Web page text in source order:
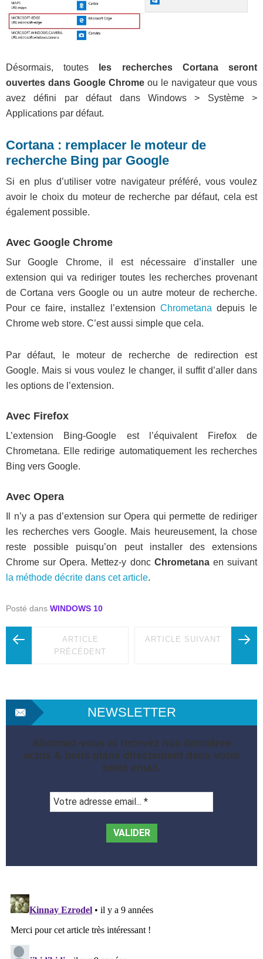
Désormais, toutes
les recherches Cortana seront
ouvertes dans Google Chrome ou le navigateur que vous
avez défini par défaut dans Windows > Système >
Applications par défaut.
Cortana : remplacer le moteur de
recherche Bing par Google
Si en plus d’utiliser votre navigateur préféré, vous voulez
avoir le choix du moteur de recherche par défaut, cela est
également possible.
Avec Google Chrome
Sur Google Chrome, il est nécessaire d’installer une
extension qui va rediriger toutes les recherches provenant
de Cortana vers Google ou un autre moteur de recherche.
Pour ce faire, installez l’extension Chrometana depuis le
Chrome web store. C’est aussi simple que cela.
Par défaut, le moteur de recherche de redirection est
Google. Mais si vous voulez le changer, il suffit d’aller dans
les options de l’extension.
Avec Firefox
L’extension Bing-Google est l’équivalent Firefox de
Chrometana. Elle redirige automatiquement les recherches
Bing vers Google.
Avec Opera
Il n’y a pas d’extension sur Opera qui permette de rediriger
les recherches vers Google. Mais heureusement, la chose
reste possible puisqu’on peut installer des extensions
Chrome sur Opera. Mettez-y donc Chrometanaen suivant
la méthode décrite dans cet article.
Posté dans WINDOWS 10
ARTICLE
PRÉCÉDENT
ARTICLE SUIVANT
NEWSLETTER
Abonnez-vous et recevez nos dernières
actus & bons plans directement dans votre
boite email.
adresse